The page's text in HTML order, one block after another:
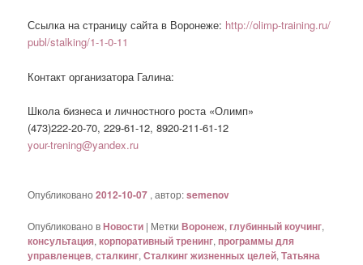
Ссылка на страницу сайта в Воронеже: http://olimp-training.ru/
publ/stalking/1-1-0-11
Контакт организатора Галина:
Школа бизнеса и личностного роста «Олимп»
(473)222-20-70, 229-61-12, 8920-211-61-12
your-trening@yandex.ru
Опубликовано2012-10-07 , автор:semenov
Опубликовано вНовости | Метки Воронеж, глубинный коучинг,
консультация,корпоративный тренинг, программы для
управленцев,сталкинг,Сталкинг жизненных целей,Татьяна